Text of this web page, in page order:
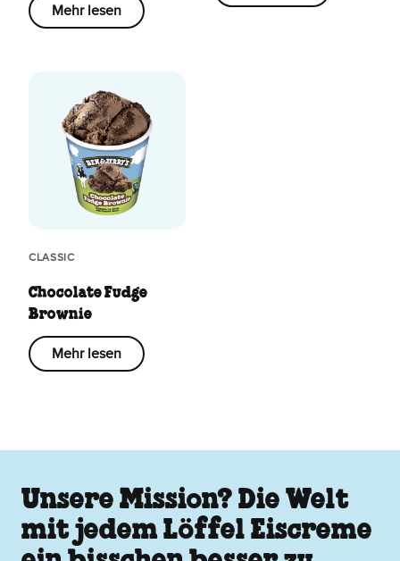
Mehr lesen
CLASSIC
Chocolate Fudge
Brownie
Mehr lesen
Unsere Mission? Die Welt
mit jedem Löffel Eiscreme